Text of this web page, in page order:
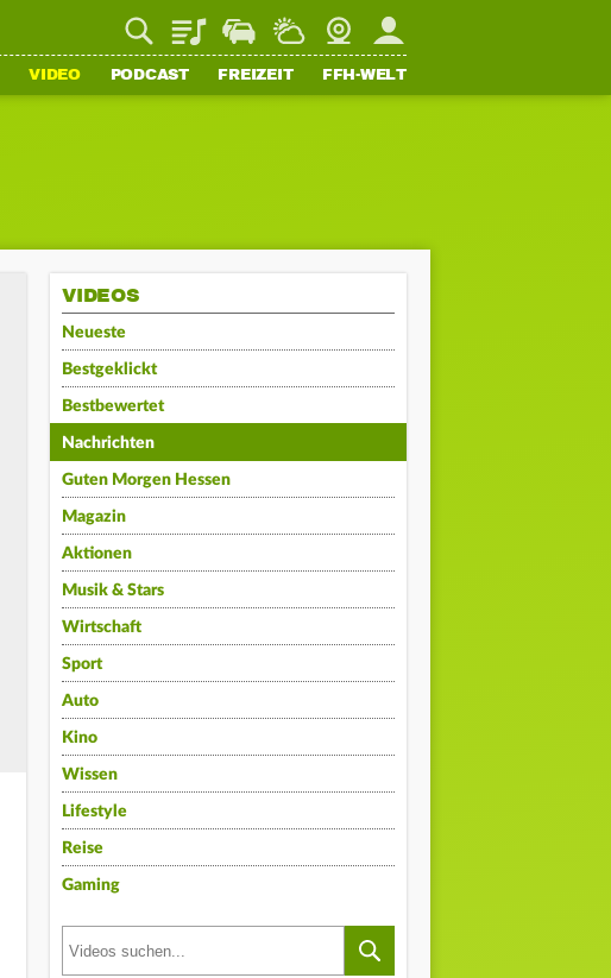
PlaylistStaupilotWetterWebcamMein FFH
VIDEO PODCAST FREIZEIT FFH-WELT
VIDEOS
Neueste
Bestgeklickt
Bestbewertet
Nachrichten
Guten Morgen Hessen
Magazin
Aktionen
Musik & Stars
Wirtschaft
Sport
Auto
Kino
Wissen
Lifestyle
Reise
Gaming